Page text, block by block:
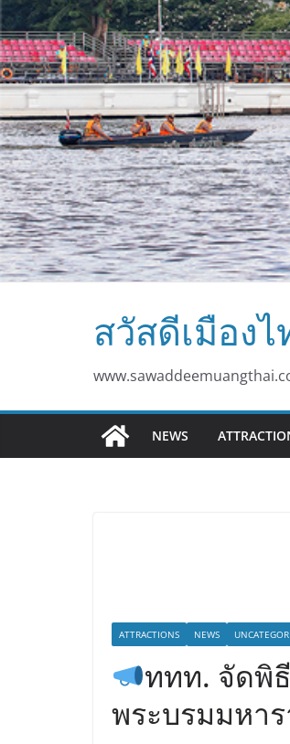
สวัสดีเมืองไ
NEWS
ATTRACTIONS NEWS
ททท. จัดพิ
พระบรมมหา